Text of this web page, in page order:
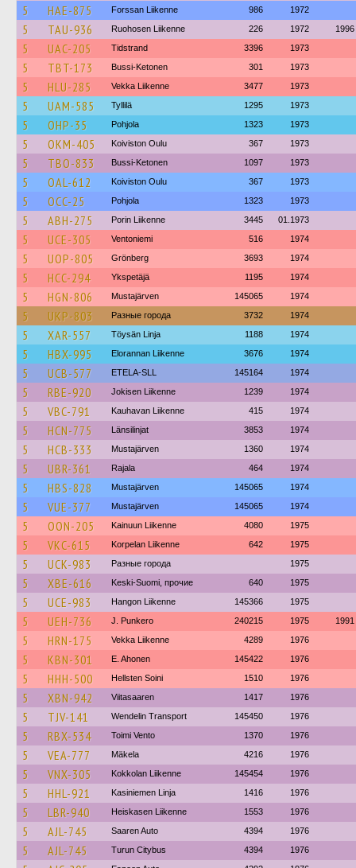
5 HAE-875 Forssan Liikenne 986 1972
5 TAU-936 Ruohosen Liikenne 226 1972 1996
5 UAC-205 Tidstrand 3396 1973
5 TBT-173 Bussi-Ketonen 301 1973
5 HLU-285 Vekka Liikenne 3477 1973
5 UAM-585 Tyllilä 1295 1973
5 OHP-35 Pohjola 1323 1973
5 OKM-405 Koiviston Oulu 367 1973
5 TBO-833 Bussi-Ketonen 1097 1973
5 OAL-612 Koiviston Oulu 367 1973
5 OCC-25 Pohjola 1323 1973
5 ABH-275 Porin Liikenne 3445 01.1973
5 UCE-305 Ventoniemi 516 1974
5 UOP-805 Grönberg 3693 1974
5 HCC-294 Ykspetäjä 1195 1974
5 HGN-806 Mustajärven 145065 1974
5 UKP-803 Разные города 3732 1974
5 XAR-557 Töysän Linja 1188 1974
5 HBX-995 Elorannan Liikenne 3676 1974
5 UCB-577 ETELA-SLL 145164 1974
5 RBE-920 Jokisen Liikenne 1239 1974
5 VBC-791 Kauhavan Liikenne 415 1974
5 HCN-775 Länsilinjat 3853 1974
5 HCB-333 Mustajärven 1360 1974
5 UBR-361 Rajala 464 1974
5 HBS-828 Mustajärven 145065 1974
5 VUE-377 Mustajärven 145065 1974
5 OON-205 Kainuun Liikenne 4080 1975
5 VKC-615 Korpelan Liikenne 642 1975
5 UCK-983 Разные города 1975
5 XBE-616 Keski-Suomi, прочие 640 1975
5 UCE-983 Hangon Liikenne 145366 1975
5 UEH-736 J. Punkero 240215 1975 1991
5 HRN-175 Vekka Liikenne 4289 1976
5 KBN-301 E. Ahonen 145422 1976
5 HHH-500 Hellsten Soini 1510 1976
5 XBN-942 Viitasaaren 1417 1976
5 TJV-141 Wendelin Transport 145450 1976
5 RBX-534 Toimi Vento 1370 1976
5 VEA-777 Mäkela 4216 1976
5 VNX-305 Kokkolan Liikenne 145454 1976
5 HHL-921 Kasiniemen Linja 1416 1976
5 LBR-940 Heiskasen Liikenne 1553 1976
5 AJL-745 Saaren Auto 4394 1976
5 AJL-745 Turun Citybus 4394 1976